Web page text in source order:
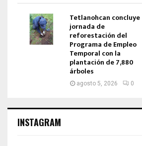
Tetlanohcan concluye
jornada de
reforestación del
Programa de Empleo
Temporal con la
plantación de 7,880
árboles
agosto 5, 2026 0
INSTAGRAM